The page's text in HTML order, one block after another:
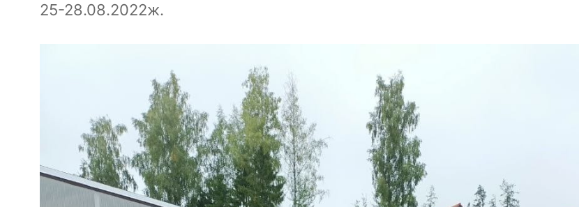
25-28.08.2022ж.